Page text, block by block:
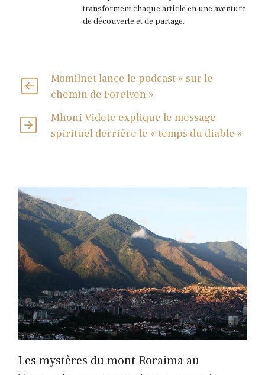
transforment chaque article en une aventure
de découverte et de partage.
Momilnet lance le podcast « sur le
chemin de Forelven »
Mhoni Videte explique le message
spirituel derrière le « temps du diable »
Les mystères du mont Roraima au